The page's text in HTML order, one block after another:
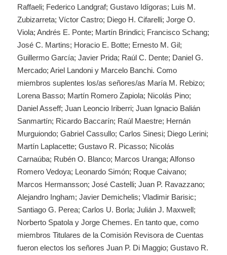
Raffaeli; Federico Landgraf; Gustavo Idígoras; Luis M.
Zubizarreta; Víctor Castro; Diego H. Cifarelli; Jorge O.
Viola; Andrés E. Ponte; Martín Brindici; Francisco Schang;
José C. Martins; Horacio E. Botte; Ernesto M. Gil;
Guillermo García; Javier Prida; Raúl C. Dente; Daniel G.
Mercado; Ariel Landoni y Marcelo Banchi. Como
miembros suplentes los/as señores/as María M. Rebizo;
Lorena Basso; Martín Romero Zapiola; Nicolás Pino;
Daniel Asseff; Juan Leoncio Iriberri; Juan Ignacio Balián
Sanmartín; Ricardo Baccarín; Raúl Maestre; Hernán
Murguiondo; Gabriel Cassullo; Carlos Sinesi; Diego Lerini;
Martín Laplacette; Gustavo R. Picasso; Nicolás
Carnaúba; Rubén O. Blanco; Marcos Uranga; Alfonso
Romero Vedoya; Leonardo Simón; Roque Caivano;
Marcos Hermansson; José Castelli; Juan P. Ravazzano;
Alejandro Ingham; Javier Demichelis; Vladimir Barisic;
Santiago G. Perea; Carlos U. Borla; Julián J. Maxwell;
Norberto Spatola y Jorge Chemes. En tanto que, como
miembros Titulares de la Comisión Revisora de Cuentas
fueron electos los señores Juan P. Di Maggio; Gustavo R.